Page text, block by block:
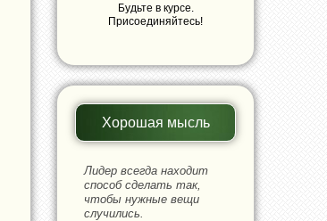
Будьте в курсе.
Присоединяйтесь!
Хорошая мысль
Лидер всегда находит
способ сделать так,
чтобы нужные вещи
случились.